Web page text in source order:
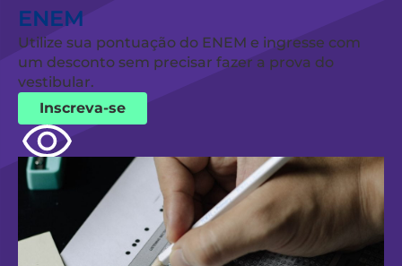
ENEM
Utilize sua pontuação do ENEM e ingresse com
um desconto sem precisar fazer a prova do
vestibular.
Inscreva-se